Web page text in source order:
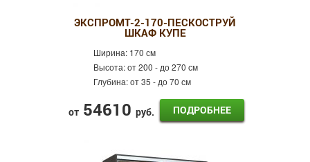
ЭКСПРОМТ-2-170-ПЕСКОСТРУЙ
ШКАФ КУПЕ
Ширина: 170 см
Высота:от 200 - до 270 см
Глубина:от 35 - до 70 см
от 54610 руб. ПОДРОБНЕЕ